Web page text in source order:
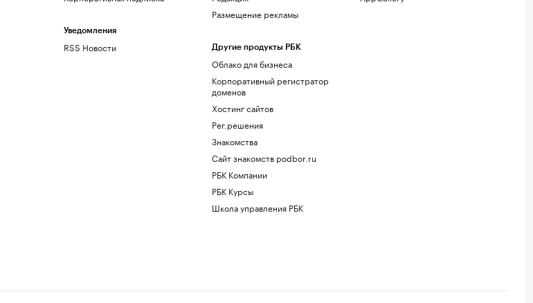
Уведомления
RSS Новости
Размещение рекламы
Другие продукты РБК
Облако для бизнеса
Корпоративный регистратор
доменов
Хостинг сайтов
Рег.решения
Знакомства
Сайт знакомств podbor.ru
РБК Компании
РБК Курсы
Школа управления РБК